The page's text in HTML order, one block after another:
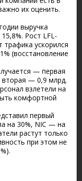
их оценить.
выручка
Рост LFL-
трафика ускорился
(восстановление
— первая
вторая — 0,9 млрд.
взлетели на
комфортной
первый
на 30%, NIC — на
растут только
при этом не